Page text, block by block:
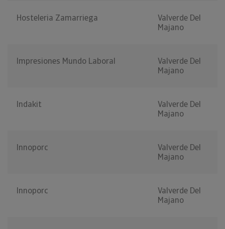
Hosteleria Zamarriega
Valverde Del
Majano
Impresiones Mundo Laboral
Valverde Del
Majano
Indakit
Valverde Del
Majano
Innoporc
Valverde Del
Majano
Innoporc
Valverde Del
Majano